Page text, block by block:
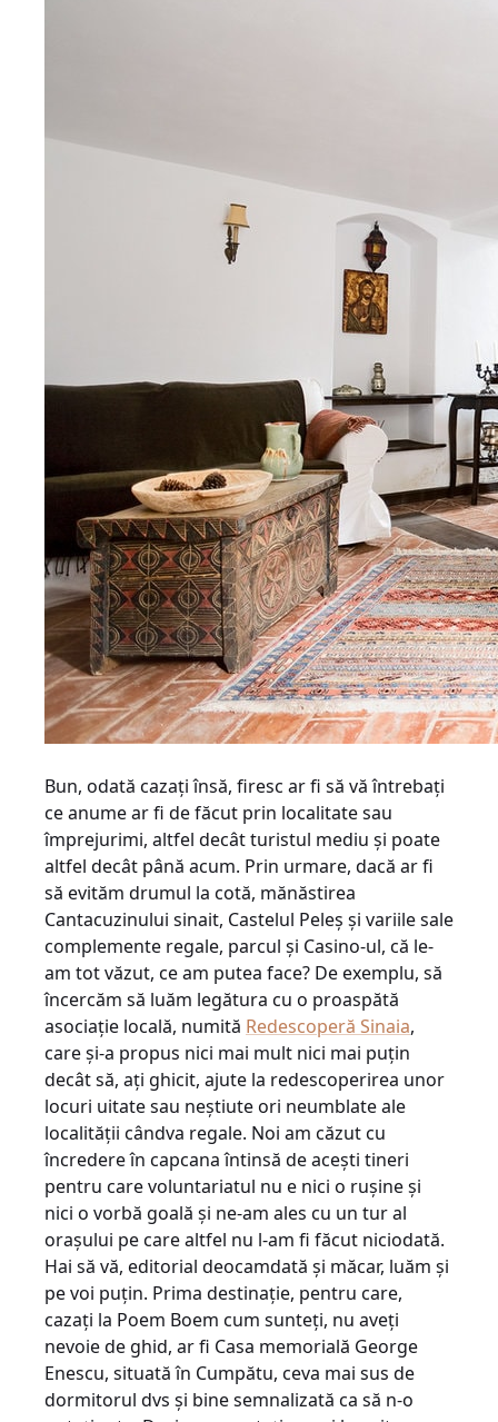
Bun, odată cazaţi însă, firesc ar fi să vă întrebaţi
ce anume ar fi de făcut prin localitate sau
împrejurimi, altfel decât turistul mediu şi poate
altfel decât până acum. Prin urmare, dacă ar fi
să evităm drumul la cotă, mănăstirea
Cantacuzinului sinait, Castelul Peleş şi variile sale
complemente regale, parcul şi Casino-ul, că le-
am tot văzut, ce am putea face? De exemplu, să
încercăm să luăm legătura cu o proaspătă
asociaţie locală, numită Redescoperă Sinaia,
care şi-a propus nici mai mult nici mai puţin
decât să, aţi ghicit, ajute la redescoperirea unor
locuri uitate sau neştiute ori neumblate ale
localităţii cândva regale. Noi am căzut cu
încredere în capcana întinsă de aceşti tineri
pentru care voluntariatul nu e nici o ruşine şi
nici o vorbă goală şi ne-am ales cu un tur al
oraşului pe care altfel nu l-am fi făcut niciodată.
Hai să vă, editorial deocamdată şi măcar, luăm şi
pe voi puţin. Prima destinaţie, pentru care,
cazaţi la Poem Boem cum sunteţi, nu aveţi
nevoie de ghid, ar fi Casa memorială George
Enescu, situată în Cumpătu, ceva mai sus de
dormitorul dvs şi bine semnalizată ca să n-o